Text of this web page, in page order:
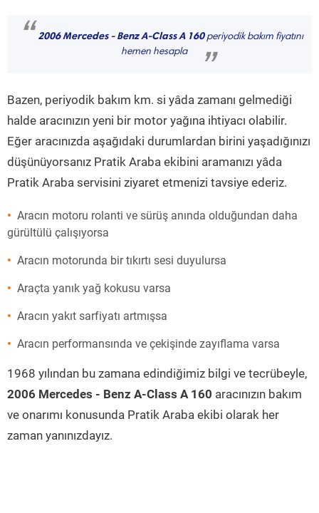
“ 2006 Mercedes - Benz A-Class A 160periyodik bakım fiyatını
hemen hesapla
”
Bazen, periyodik bakım km. si yâda zamanı gelmediği
halde aracınızın yeni bir motor yağına ihtiyacı olabilir.
Eğer aracınızda aşağıdaki durumlardan birini yaşadığınızı
düşünüyorsanız Pratik Araba ekibini aramanızı yâda
Pratik Araba servisini ziyaret etmenizi tavsiye ederiz.
Aracın motoru rolanti ve sürüş anında olduğundan daha
gürültülü çalışıyorsa
Aracın motorunda bir tıkırtı sesi duyulursa
Araçta yanık yağ kokusu varsa
Aracın yakıt sarfiyatı artmışsa
Aracın performansında ve çekişinde zayıflama varsa
1968 yılından bu zamana edindiğimiz bilgi ve tecrübeyle,
2006 Mercedes - Benz A-Class A 160 aracınızın bakım
ve onarımı konusunda Pratik Araba ekibi olarak her
zaman yanınızdayız.